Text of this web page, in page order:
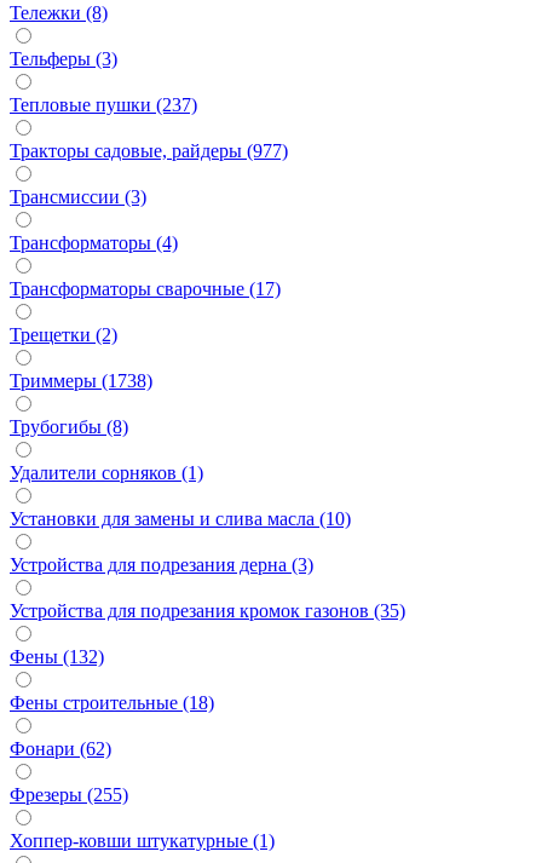
Тележки (8)
Тельферы (3)
Тепловые пушки (237)
Тракторы садовые, райдеры (977)
Трансмиссии (3)
Трансформаторы (4)
Трансформаторы сварочные (17)
Трещетки (2)
Триммеры (1738)
Трубогибы (8)
Удалители сорняков (1)
Установки для замены и слива масла (10)
Устройства для подрезания дерна (3)
Устройства для подрезания кромок газонов (35)
Фены (132)
Фены строительные (18)
Фонари (62)
Фрезеры (255)
Хоппер-ковши штукатурные (1)